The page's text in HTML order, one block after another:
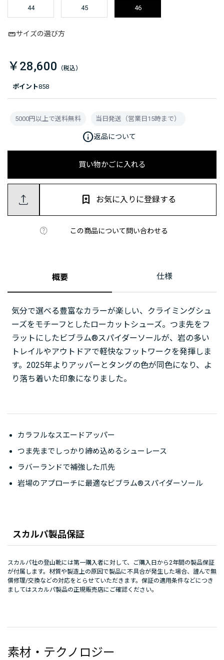
ポイント858
44 45 46
サイズの選び方
￥28,600
買い物かごに入れる
この商品について問い合わせる
お気に入りに登録する
5000円以上で送料無料 当日発送（営業日15時まで）
info返品について
概要 仕様
気分で選べる豊富なカラーが楽しい、クライミングシュ
ーズをモチーフとしたローカットシューズ。つま先をフ
ラットにしたビブラム®スパイダーソールが、岩の多い
トレイルやアウトドアで軽快なフットワークを発揮しま
す。2025年よりアッパーとタングの色が同色になり、よ
り落ち着いた印象になりました。
スカルパ製品保証
スカルパ社の登山靴には第一購入者に対して、ご購入日から2年間の製品保証
が付属します。材質や製造上の原因で製品に不具合が発生した場合、謹んで無
償修理/交換などの対応をとらせていただきます。保証の適用条件などにつき
ましてはスカルパ製品の正規販売店にご確認ください。
カラフルなスエードアッパー
つま先までしっかり締め込めるシューレース
ラバーランドで補強した爪先
岩場のアプローチに最適なビブラム®スパイダーソール
素材・テクノロジー